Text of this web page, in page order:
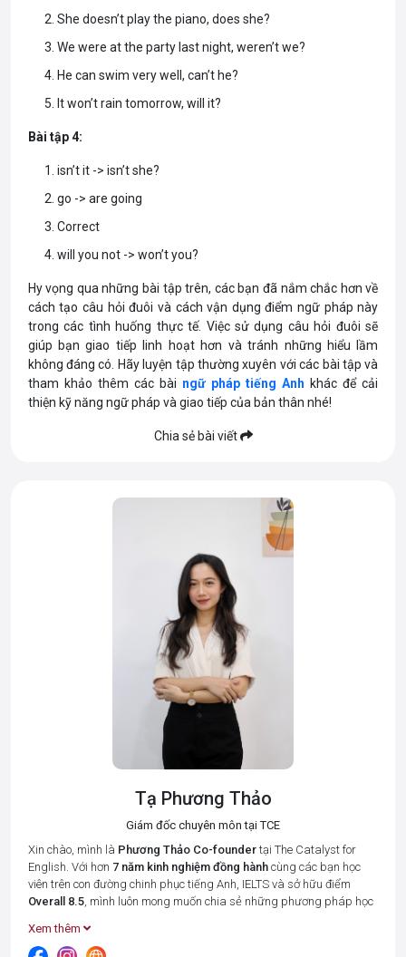
She doesn’t play the piano, does she?
We were at the party last night, weren’t we?
He can swim very well, can’t he?
It won’t rain tomorrow, will it?
Bài tập 4:
isn’t it -> isn’t she?
go -> are going
Correct
will you not -> won’t you?
Hy vọng qua những bài tập trên, các bạn đã nắm chắc hơn về
cách tạo câu hỏi đuôi và cách vận dụng điểm ngữ pháp này
trong các tình huống thực tế. Việc sử dụng câu hỏi đuôi sẽ
giúp bạn giao tiếp linh hoạt hơn và tránh những hiểu lầm
không đáng có. Hãy luyện tập thường xuyên với các bài tập và
tham khảo thêm các bài ngữ pháp tiếng Anh khácđể cải
thiện kỹ năng ngữ pháp và giao tiếp của bản thân nhé!
Chia sẻ bài viết
Tạ Phương Thảo
Giám đốc chuyên môn tại TCE
Xin chào, mình là Phương Thảo Co-foundertại The Catalyst for
English. Với hơn 7 năm kinh nghiệm đồng hànhcùng các bạn học
viên trên con đường chinh phục tiếng Anh, IELTS và sở hữu điểm
Overall 8.5, mình luôn mong muốn chia sẻ những phương pháp học
quả cao.
Xem thêm